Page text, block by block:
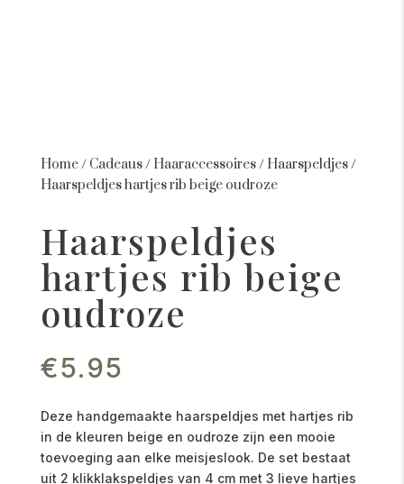
Home/ Cadeaus/ Haaraccessoires/ Haarspeldjes/
Haarspeldjes hartjes rib beige oudroze
Haarspeldjes
hartjes rib beige
oudroze
€5.95
Deze handgemaakte haarspeldjes met hartjes rib
in de kleuren beige en oudroze zijn een mooie
toevoeging aan elke meisjeslook. De set bestaat
uit 2 klikklakspeldjes van 4 cm met 3 lieve hartjes